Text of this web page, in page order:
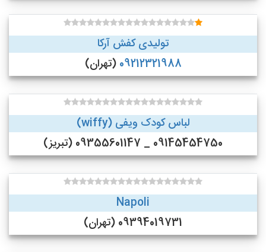
تولیدی کفش آرکا
09212321988 (تهران)
لباس کودک ویفی (wiffy)
09145454750 _ 09355601147 (تبریز)
Napoli
09394019731 (تهران)